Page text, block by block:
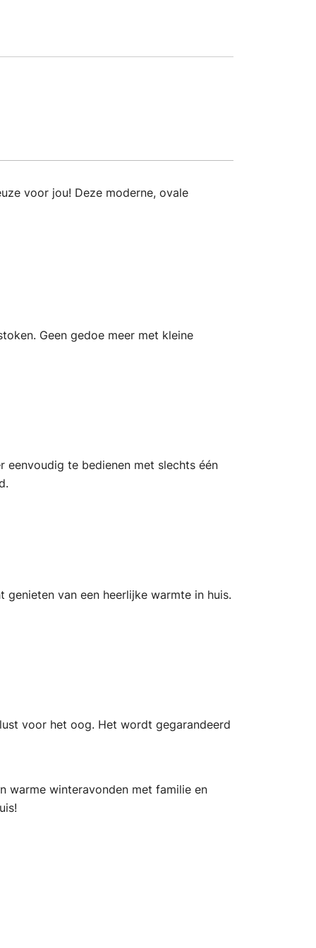
voor jou! Deze moderne, ovale
Geen gedoe meer met kleine
eenvoudig te bedienen met slechts één
van een heerlijke warmte in huis.
voor het oog. Het wordt gegarandeerd
warme winteravonden met familie en